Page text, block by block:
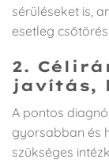
sérüléseket is,
esetleg
2.
javítás,
A pontos
gyorsabban és
szükséges